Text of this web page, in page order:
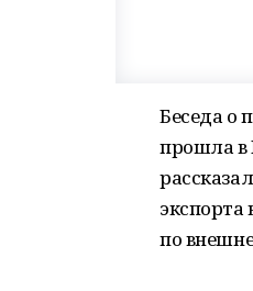
Беседа о
прошла в
экспорта
по